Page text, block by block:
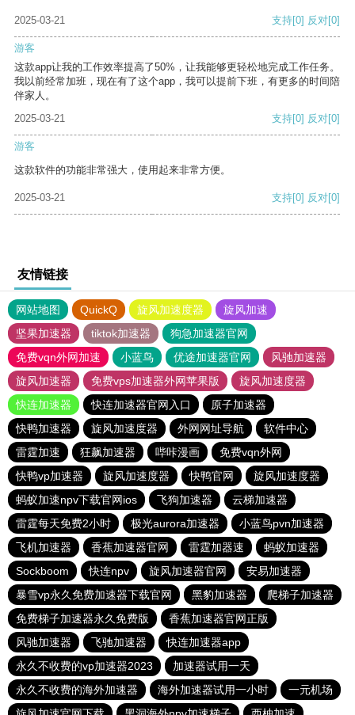
2025-03-21 支持[0] 反对[0]
游客
这款app让我的工作效率提高了50%，让我能够更轻松地完成工作任务。
我以前经常加班，现在有了这个app，我可以提前下班，有更多的时间陪
伴家人。
2025-03-21
支持[0] 反对[0]
游客
这款软件的功能非常强大，使用起来非常方便。
2025-03-21 支持[0] 反对[0]
友情链接
网站地图 QuickQ 旋风加速度器
旋风加速
坚果加速器
tiktok加速器
狗急加速器官网
免费vqn外网加速
小蓝鸟 优途加速器官网
风驰加速器
旋风加速器
免费vps加速器外网苹果版
旋风加速度器
快连加速器
快连加速器官网入口
原子加速器
快鸭加速器
旋风加速度器 外网网址导航
软件中心
雷霆加速
狂飙加速器 哔咔漫画
免费vqn外网
快鸭vp加速器
旋风加速度器 快鸭官网
旋风加速度器
蚂蚁加速npv下载官网ios
飞狗加速器
云梯加速器
雷霆每天免费2小时
极光aurora加速器
小蓝鸟pvn加速器
飞机加速器
香蕉加速器官网 雷霆加器速
蚂蚁加速器
Sockboom
快连npv 旋风加速器官网
安易加速器
暴雪vp永久免费加速器下载官网
黑豹加速器
爬梯子加速器
免费梯子加速器永久免费版
香蕉加速器官网正版
风驰加速器
飞驰加速器
快连加速器app
永久不收费的vp加速器2023
加速器试用一天
永久不收费的海外加速器
海外加速器试用一小时
一元机场